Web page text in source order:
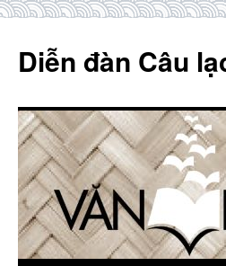
content
Diễn đàn Câu